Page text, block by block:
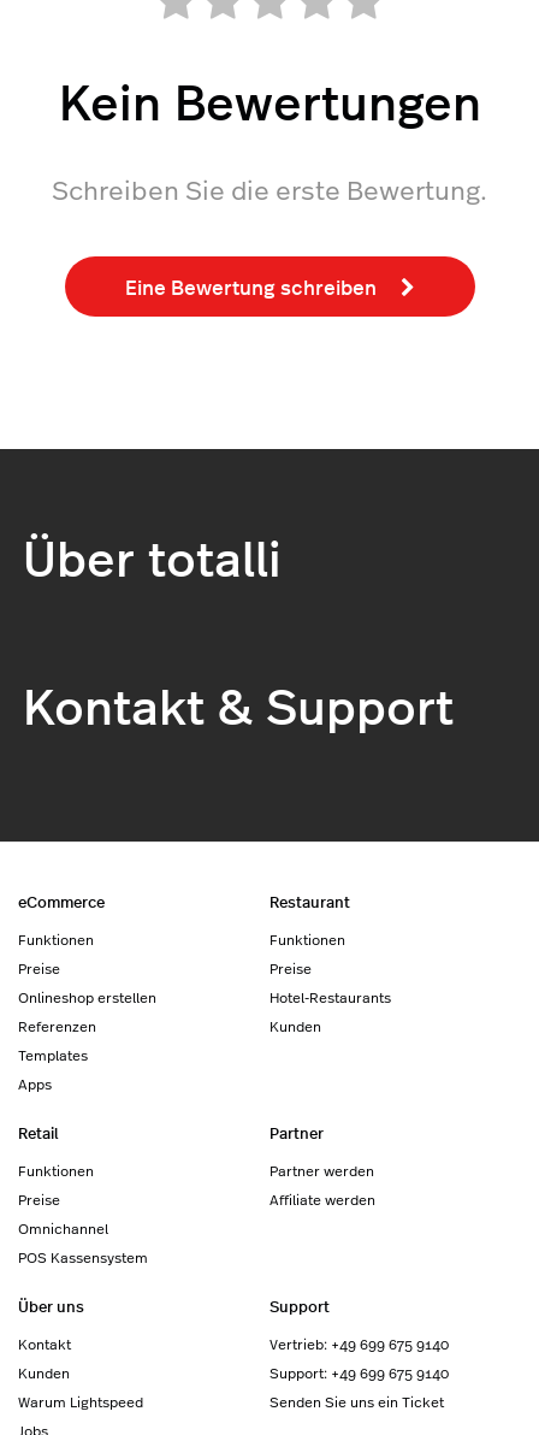
Kein Bewertungen
Schreiben Sie die erste Bewertung.
Eine Bewertung schreiben
Über totalli
Kontakt & Support
eCommerce
Funktionen
Preise
Onlineshop erstellen
Referenzen
Templates
Apps
Restaurant
Funktionen
Preise
Hotel-Restaurants
Kunden
Retail
Funktionen
Preise
Omnichannel
POS Kassensystem
Partner
Partner werden
Affiliate werden
Über uns
Kontakt
Kunden
Warum Lightspeed
Jobs
Support
Vertrieb: +49 699 675 9140
Support: +49 699 675 9140
Senden Sie uns ein Ticket